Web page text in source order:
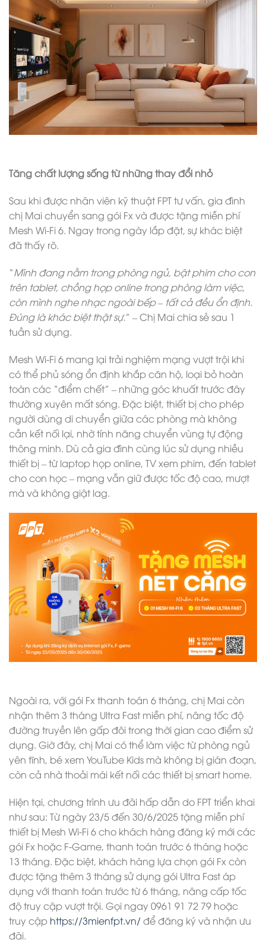
Tăng chất lượng sống từ những thay đổi nhỏ
Sau khi được nhân viên kỹ thuật FPT tư vấn, gia đình
chị Mai chuyển sang gói Fx và được tặng miễn phí
Mesh Wi-Fi 6. Ngay trong ngày lắp đặt, sự khác biệt
đã thấy rõ.
“Mình đang nằm trong phòng ngủ, bật phim cho con
trên tablet, chồng họp online trong phòng làm việc,
còn mình nghe nhạc ngoài bếp – tất cả đều ổn định.
Đúng là khác biệt thật sự.” – Chị Mai chia sẻ sau 1
tuần sử dụng.
Mesh Wi-Fi 6 mang lại trải nghiệm mạng vượt trội khi
có thể phủ sóng ổn định khắp căn hộ, loại bỏ hoàn
toàn các “điểm chết” – những góc khuất trước đây
thường xuyên mất sóng. Đặc biệt, thiết bị cho phép
người dùng di chuyển giữa các phòng mà không
cần kết nối lại, nhờ tính năng chuyển vùng tự động
thông minh. Dù cả gia đình cùng lúc sử dụng nhiều
thiết bị – từ laptop họp online, TV xem phim, đến tablet
cho con học – mạng vẫn giữ được tốc độ cao, mượt
mà và không giật lag.
Ngoài ra, với gói Fx thanh toán 6 tháng, chị Mai còn
nhận thêm 3 tháng Ultra Fast miễn phí, nâng tốc độ
đường truyền lên gấp đôi trong thời gian cao điểm sử
dụng. Giờ đây, chị Mai có thể làm việc từ phòng ngủ
yên tĩnh, bé xem YouTube Kids mà không bị gián đoạn,
còn cả nhà thoải mái kết nối các thiết bị smart home.
Hiện tại, chương trình ưu đãi hấp dẫn do FPT triển khai
như sau: Từ ngày 23/5 đến 30/6/2025 tặng miễn phí
thiết bị Mesh Wi-Fi 6 cho khách hàng đăng ký mới các
gói Fx hoặc F-Game, thanh toán trước 6 tháng hoặc
13 tháng. Đặc biệt, khách hàng lựa chọn gói Fx còn
được tặng thêm 3 tháng sử dụng gói Ultra Fast áp
dụng với thanh toán trước từ 6 tháng, nâng cấp tốc
độ truy cập vượt trội. Gọi ngay 0961 91 72 79 hoặc
truy cập https://3mienfpt.vn/để đăng ký và nhận ưu
đãi.